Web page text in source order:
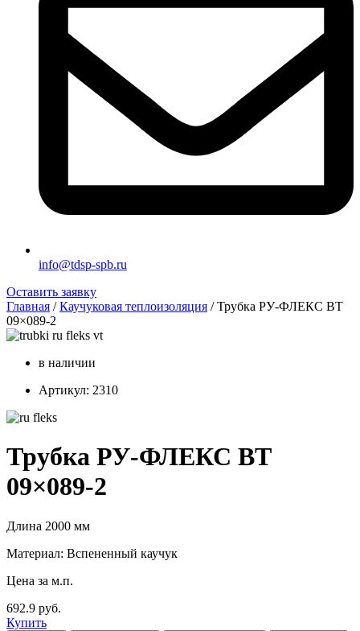
info@tdsp-spb.ru
Оставить заявку
Главная /Каучуковая теплоизоляция / Трубка РУ-ФЛЕКС ВТ
09×089-2
в наличии
Артикул: 2310
Трубка РУ-ФЛЕКС ВТ
09×089-2
Длина 2000 мм
Материал: Вспененный каучук
Цена за м.п.
692.9 руб.
Купить